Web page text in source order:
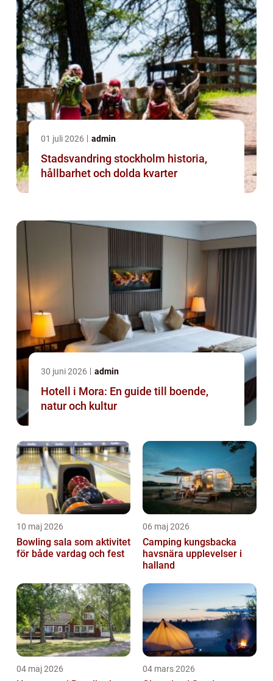
01 juli 2026 admin
Stadsvandring stockholm historia,
hållbarhet och dolda kvarter
30 juni 2026 admin
Hotell i Mora: En guide till boende,
natur och kultur
10 maj 2026
Bowling sala som aktivitet
för både vardag och fest
06 maj 2026
Camping kungsbacka
havsnära upplevelser i
halland
04 maj 2026 04 mars 2026